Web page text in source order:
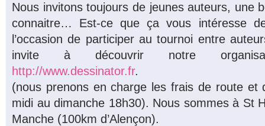
Nous invitons toujours de jeunes auteurs, une
connaitre… Est-ce que ça vous intéresse
l’occasion de participer au tournoi entre
invite à découvrir notre
http://www.dessinator.fr.
(nous prenons en charge les frais de route et
midi au dimanche 18h30). Nous sommes à St
Manche (100km d’Alençon).